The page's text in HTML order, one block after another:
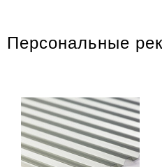
Персональные